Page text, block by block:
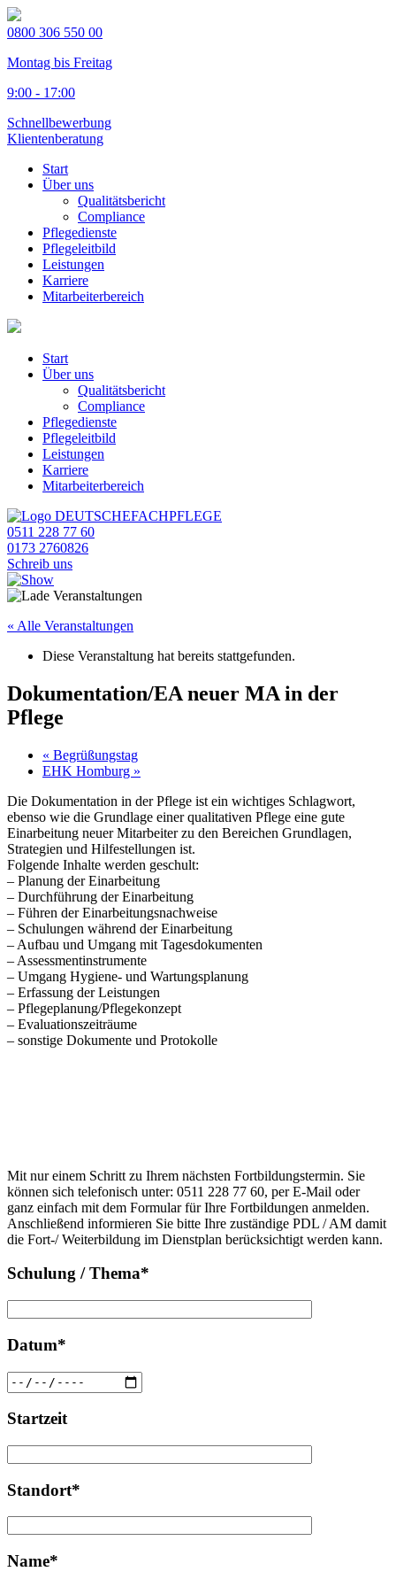
0800 306 550 00
Montag bis Freitag
9:00 - 17:00
Schnellbewerbung
Klientenberatung
Start
Über uns
Qualitätsbericht
Compliance
Pflegedienste
Pflegeleitbild
Leistungen
Karriere
Mitarbeiterbereich
Start
Über uns
Qualitätsbericht
Compliance
Pflegedienste
Pflegeleitbild
Leistungen
Karriere
Mitarbeiterbereich
0511 228 77 60
0173 2760826
Schreib uns
« Alle Veranstaltungen
Diese Veranstaltung hat bereits stattgefunden.
Dokumentation/EA neuer MA in der
Pflege
« Begrüßungstag
EHK Homburg »
Die Dokumentation in der Pflege ist ein wichtiges Schlagwort,
ebenso wie die Grundlage einer qualitativen Pflege eine gute
Einarbeitung neuer Mitarbeiter zu den Bereichen Grundlagen,
Strategien und Hilfestellungen ist.
Folgende Inhalte werden geschult:
– Planung der Einarbeitung
– Durchführung der Einarbeitung
– Führen der Einarbeitungsnachweise
– Schulungen während der Einarbeitung
– Aufbau und Umgang mit Tagesdokumenten
– Assessmentinstrumente
– Umgang Hygiene- und Wartungsplanung
– Erfassung der Leistungen
– Pflegeplanung/Pflegekonzept
– Evaluationszeiträume
– sonstige Dokumente und Protokolle
Feld
leer.
lasse
dieses
Feld
leer.
Mit nur einem Schritt zu Ihrem nächsten Fortbildungstermin. Sie
können sich telefonisch unter: 0511 228 77 60, per E-Mail oder
ganz einfach mit dem Formular für Ihre Fortbildungen anmelden.
Anschließend informieren Sie bitte Ihre zuständige PDL / AM damit
die Fort-/ Weiterbildung im Dienstplan berücksichtigt werden kann.
Schulung / Thema*
Datum*
Startzeit
Standort*
Name*